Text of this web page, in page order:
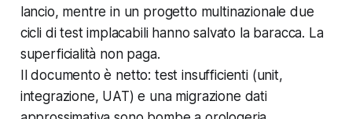
lancio, mentre in un progetto multinazionale due
cicli di test implacabili hanno salvato la baracca. La
superficialità non paga.
Il documento è netto: test insufficienti (unit,
integrazione, UAT) e una migrazione dati